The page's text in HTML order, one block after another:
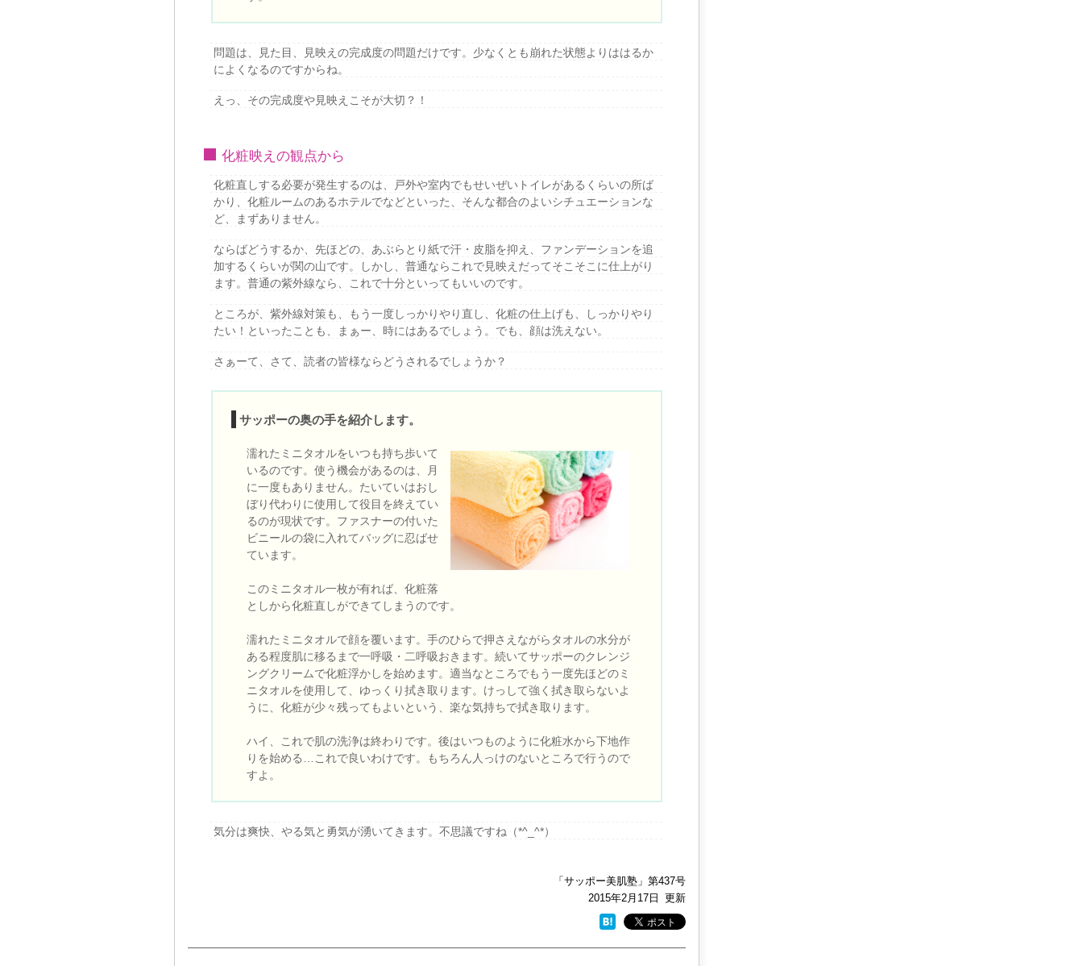
問題は、見た目、見映えの完成度の問題だけです。少なくとも崩れた状態よりははるか
によくなるのですからね。
えっ、その完成度や見映えこそが大切？！
化粧映えの観点から
化粧直しする必要が発生するのは、戸外や室内でもせいぜいトイレがあるくらいの所ば
かり、化粧ルームのあるホテルでなどといった、そんな都合のよいシチュエーションな
ど、まずありません。
ならばどうするか、先ほどの、あぶらとり紙で汗・皮脂を抑え、ファンデーションを追
加するくらいが関の山です。しかし、普通ならこれで見映えだってそこそこに仕上がり
ます。普通の紫外線なら、これで十分といってもいいのです。
ところが、紫外線対策も、もう一度しっかりやり直し、化粧の仕上げも、しっかりやり
たい！といったことも、まぁー、時にはあるでしょう。でも、顔は洗えない。
さぁーて、さて、読者の皆様ならどうされるでしょうか？
サッポーの奥の手を紹介します。
濡れたミニタオルをいつも持ち歩いて
いるのです。使う機会があるのは、月
に一度もありません。たいていはおし
ぼり代わりに使用して役目を終えてい
るのが現状です。ファスナーの付いた
ビニールの袋に入れてバッグに忍ばせ
ています。
このミニタオル一枚が有れば、化粧落
としから化粧直しができてしまうのです。
濡れたミニタオルで顔を覆います。手のひらで押さえながらタオルの水分が
ある程度肌に移るまで一呼吸・二呼吸おきます。続いてサッポーのクレンジ
ングクリームで化粧浮かしを始めます。適当なところでもう一度先ほどのミ
ニタオルを使用して、ゆっくり拭き取ります。けっして強く拭き取らないよ
うに、化粧が少々残ってもよいという、楽な気持ちで拭き取ります。
ハイ、これで肌の洗浄は終わりです。後はいつものように化粧水から下地作
りを始める…これで良いわけです。もちろん人っけのないところで行うので
すよ。
気分は爽快、やる気と勇気が湧いてきます。不思議ですね（*^_^*）
「サッポー美肌塾」第437号
2015年2月17日
更新